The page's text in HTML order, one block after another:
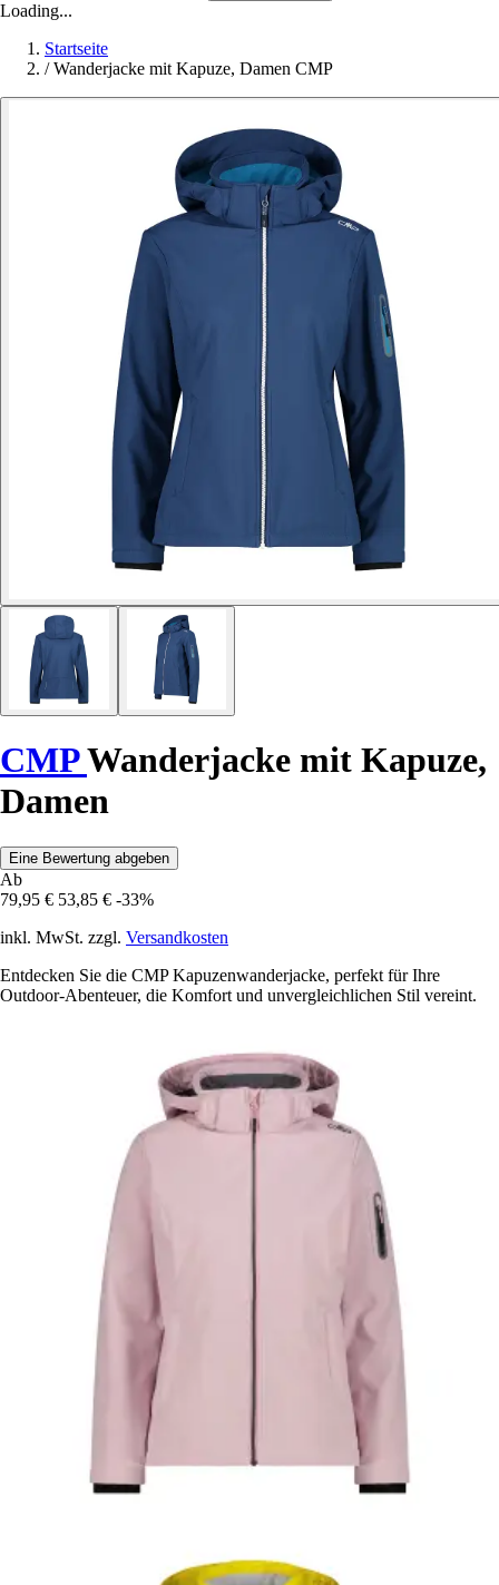
Loading...
Startseite
/ Wanderjacke mit Kapuze, Damen CMP
CMPWanderjacke mit Kapuze,
Damen
Eine Bewertung abgeben
Ab
79,95 € 53,85 € -33%
inkl. MwSt. zzgl. Versandkosten
Entdecken Sie die CMP Kapuzenwanderjacke, perfekt für Ihre
Outdoor-Abenteuer, die Komfort und unvergleichlichen Stil vereint.